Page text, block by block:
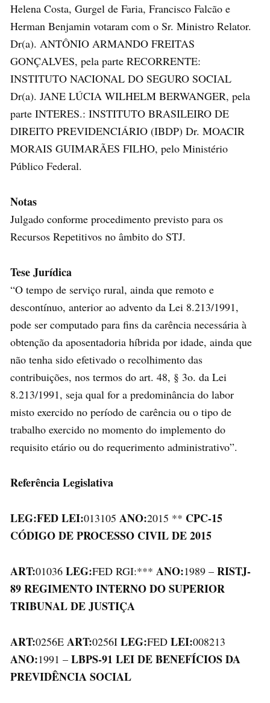
Helena Costa, Gurgel de Faria, Francisco Falcão e
Herman Benjamin votaram com o Sr. Ministro Relator.
Dr(a). ANTÔNIO ARMANDO FREITAS
GONÇALVES, pela parte RECORRENTE:
INSTITUTO NACIONAL DO SEGURO SOCIAL
Dr(a). JANE LÚCIA WILHELM BERWANGER, pela
parte INTERES.: INSTITUTO BRASILEIRO DE
DIREITO PREVIDENCIÁRIO (IBDP) Dr. MOACIR
MORAIS GUIMARÃES FILHO, pelo Ministério
Público Federal.
Notas
Julgado conforme procedimento previsto para os
Recursos Repetitivos no âmbito do STJ.
Tese Jurídica
“O tempo de serviço rural, ainda que remoto e
descontínuo, anterior ao advento da Lei 8.213/1991,
pode ser computado para fins da carência necessária à
obtenção da aposentadoria híbrida por idade, ainda que
não tenha sido efetivado o recolhimento das
contribuições, nos termos do art. 48, § 3o. da Lei
8.213/1991, seja qual for a predominância do labor
misto exercido no período de carência ou o tipo de
trabalho exercido no momento do implemento do
requisito etário ou do requerimento administrativo”.
Referência Legislativa
LEG:FED LEI:013105 ANO:2015 ** CPC-15
CÓDIGO DE PROCESSO CIVIL DE 2015
ART:01036 LEG:FED RGI:*** ANO:1989 – RISTJ-
89 REGIMENTO INTERNO DO SUPERIOR
TRIBUNAL DE JUSTIÇA
ART:0256E ART:0256I LEG:FED LEI:008213
ANO:1991 – LBPS-91 LEI DE BENEFÍCIOS DA
PREVIDÊNCIA SOCIAL